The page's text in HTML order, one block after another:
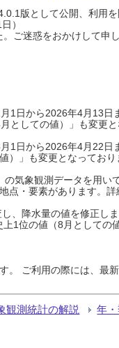
版として公開、利用
）
ご迷惑をおかけして申
1日から2026年4月13日
しての値）」も変更
1日から2026年4月22日
」も変更となってお
気象観測データを用い
点・要素があります。詳
、降水量の値を修正し
1位の値（8月として
ご利用の際には、最
観測統計の解説 年